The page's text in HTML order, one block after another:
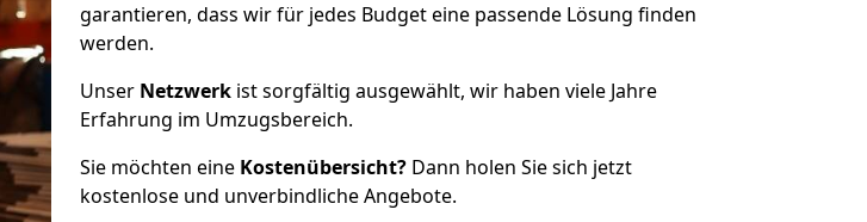
garantieren, dass wir für jedes Budget eine passende Lösung finden
werden.
Unser Netzwerk ist sorgfältig ausgewählt, wir haben viele Jahre
Erfahrung im Umzugsbereich.
Sie möchten eine Kostenübersicht? Dann holen Sie sich jetzt
kostenlose und unverbindliche Angebote.